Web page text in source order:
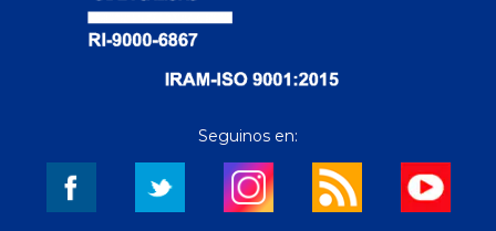
Seguinos en: